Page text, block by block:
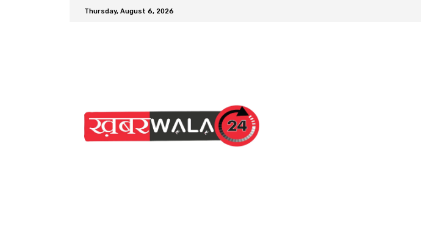
Thursday, August 6, 2026